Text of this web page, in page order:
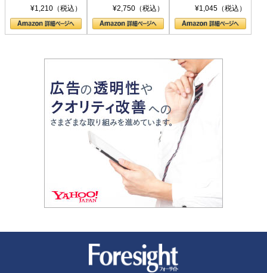
シリーズ)¥1,210（税込）
〈ヤヌス〉の二つ
の顔
¥2,750（税込）
ル新書)¥1,045（税込）